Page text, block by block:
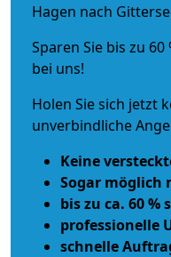
Hagen nach
Sparen Sie bis zu
bei uns!
Holen Sie sich jetzt
unverbindliche
Keine
Sogar möglich
bis zu ca. 60 %
professionelle
schnelle